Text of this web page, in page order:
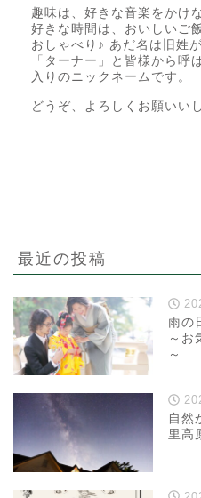
趣味は、好きな音楽をかけ
好きな時間は、おいしいご
おしゃべり♪ あだ名は旧姓
「ターナー」と皆様から呼
入りのニックネームです。
どうぞ、よろしくお願いい
最近の投稿
雨の
～お
～
自然
里高